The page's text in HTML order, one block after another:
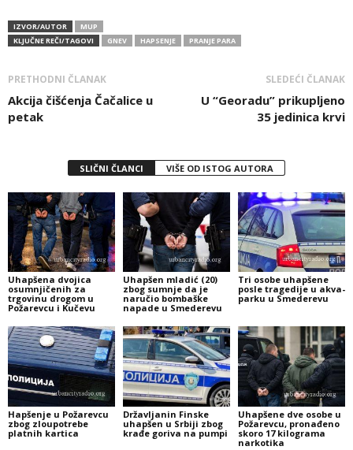
IZVOR/AUTOR
MUP
KLJUČNE REČI/TAGOVI
GNEV HAPSENJE PRANJE PARA
PRETHODNI ČLANAK
Akcija čišćenja Čačalice u
petak
SLEDEĆI ČLANAK
U “Georadu” prikupljeno
35 jedinica krvi
SLIČNI ČLANCI VIŠE OD ISTOG AUTORA
Uhapšena dvojica
osumnjičenih za
trgovinu drogom u
Požarevcu i Kučevu
Uhapšen mladić (20)
zbog sumnje da je
naručio bombaške
napade u Smederevu
Tri osobe uhapšene
posle tragedije u akva-
parku u Smederevu
Hapšenje u Požarevcu
zbog zloupotrebe
platnih kartica
Državljanin Finske
uhapšen u Srbiji zbog
krađe goriva na pumpi
Uhapšene dve osobe u
Požarevcu, pronađeno
skoro 17 kilograma
narkotika